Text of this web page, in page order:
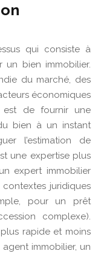
qui consiste à
un bien immobilier.
du marché, des
économiques
est de fournir une
bien à un instant
l’estimation de
une expertise plus
expert immobilier
juridiques
pour un prêt
complexe).
rapide et moins
immobilier, un